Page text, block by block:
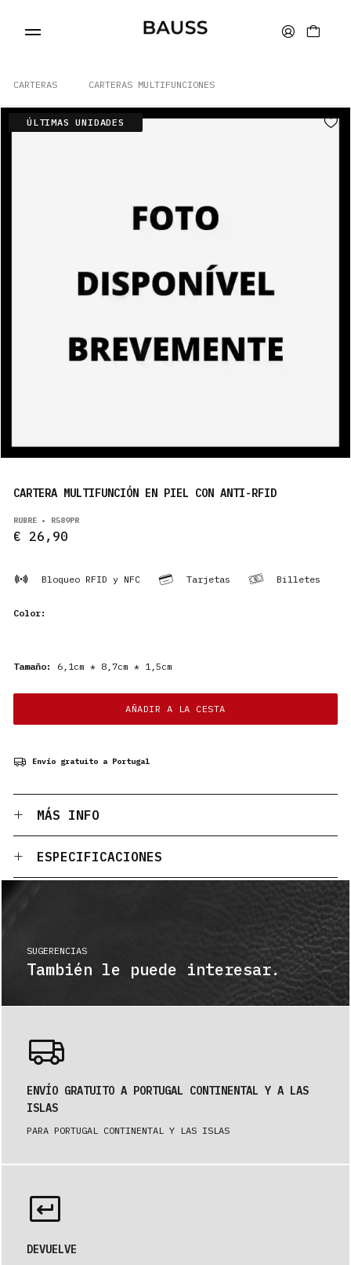
BOLSOS
CARTERAS CARTERAS MULTIFUNCIONES
ÚLTIMAS UNIDADES
CARTERA MULTIFUNCIÓN EN PIEL CON ANTI-RFID
RUBRE • R589PR
€ 26,90
Bloqueo RFID y NFC Tarjetas Billetes
Color:
Tamaño: 6,1cm * 8,7cm * 1,5cm
AÑADIR A LA CESTA
Envío gratuito a Portugal
MÁS INFO
ESPECIFICACIONES
SUGERENCIAS
También le puede interesar.
ENVÍO GRATUITO A PORTUGAL CONTINENTAL Y A LAS
ISLAS
PARA PORTUGAL CONTINENTAL Y LAS ISLAS
DEVUELVE